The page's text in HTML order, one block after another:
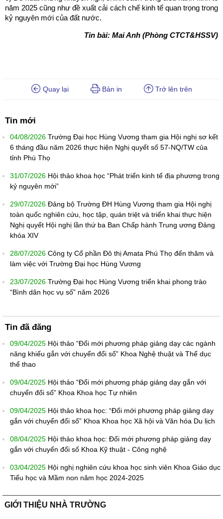
năm 2025 cũng như đề xuất cải cách chế kinh tế quan trọng trong
kỷ nguyên mới của đất nước.
Tin bài: Mai Anh (Phòng CTCT&HSSV)
Quay lại Bản in Trở lên trên
Tin mới
04/08/2026 Trường Đại học Hùng Vương tham gia Hội nghị sơ kết
6 tháng đầu năm 2026 thực hiện Nghị quyết số 57-NQ/TW của
tỉnh Phú Thọ
31/07/2026 Hội thảo khoa học “Phát triển kinh tế địa phương trong
kỷ nguyên mới”
29/07/2026 Đảng bộ Trường ĐH Hùng Vương tham gia Hội nghị
toàn quốc nghiên cứu, học tập, quán triệt và triển khai thực hiện
Nghị quyết Hội nghị lần thứ ba Ban Chấp hành Trung ương Đảng
khóa XIV
28/07/2026 Công ty Cổ phần Đô thị Amata Phú Thọ đến thăm và
làm việc với Trường Đại học Hùng Vương
23/07/2026 Trường Đại học Hùng Vương triển khai phong trào
“Bình dân học vụ số” năm 2026
Tin đã đăng
09/04/2025 Hội thảo “Đổi mới phương pháp giảng dạy các ngành
năng khiếu gắn với chuyển đổi số” Khoa Nghệ thuật và Thể dục
thể thao
09/04/2025 Hội thảo “Đổi mới phương pháp giảng dạy gắn với
chuyển đổi số” Khoa Khoa học Tự nhiên
09/04/2025 Hội thảo khoa học: “Đổi mới phương pháp giảng dạy
gắn với chuyển đổi số” Khoa Khoa học Xã hội và Văn hóa Du lịch
08/04/2025 Hội thảo khoa học: Đổi mới phương pháp giảng dạy
gắn với chuyển đổi số Khoa Kỹ thuật - Công nghệ
03/04/2025 Hội nghị nghiên cứu khoa học sinh viên Khoa Giáo dục
Tiểu học và Mầm non năm học 2024-2025
GIỚI THIỆU NHÀ TRƯỜNG